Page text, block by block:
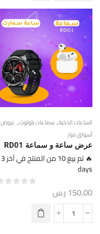
الساعات الذكية, سماعات بلوتوث, عروض
أسواق مزار
عرض ساعة و سماعة RD01
🔥 تم بيع 10 من المنتج في آخر 3
days
150,00 ر.س